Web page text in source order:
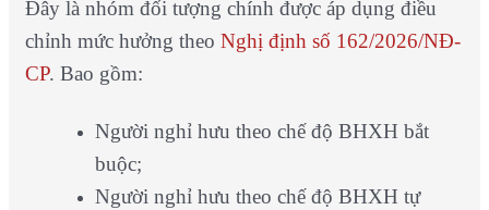
Đây là nhóm đối tượng chính được áp dụng điều
chỉnh mức hưởng theo Nghị định số 162/2026/NĐ-
CP. Bao gồm:
Người nghỉ hưu theo chế độ BHXH bắt
buộc;
Người nghỉ hưu theo chế độ BHXH tự